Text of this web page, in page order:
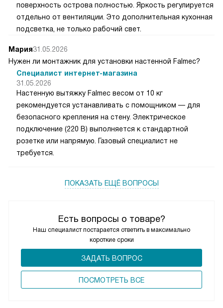
Есть вопросы о товаре?
Наш специалист постарается ответить в максимально
короткие сроки
ЗАДАТЬ ВОПРОС
ПОCМОТРЕТЬ ВСЕ
поверхность острова полностью. Яркость регулируется
отдельно от вентиляции. Это дополнительная кухонная
подсветка, не только рабочий свет.
Мария31.05.2026
Нужен ли монтажник для установки настенной Falmec?
Специалист интернет-магазина
31.05.2026
Настенную вытяжку Falmec весом от 10 кг
рекомендуется устанавливать с помощником — для
безопасного крепления на стену. Электрическое
подключение (220 В) выполняется к стандартной
розетке или напрямую. Газовый специалист не
требуется.
ПОКАЗАТЬ ЕЩЁ ВОПРОСЫ